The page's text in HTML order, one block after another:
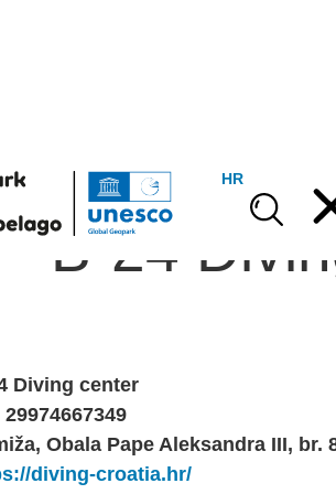
HR
B-24
Diving center
29974667349
Obala Pape Aleksandra III, br.
diving-croatia.hr/